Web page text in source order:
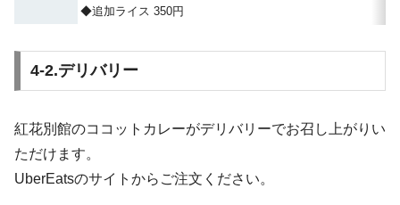
◆追加ライス 350円
4-2.デリバリー
紅花別館のココットカレーがデリバリーでお召し上がりい
ただけます。
UberEatsのサイトからご注文ください。